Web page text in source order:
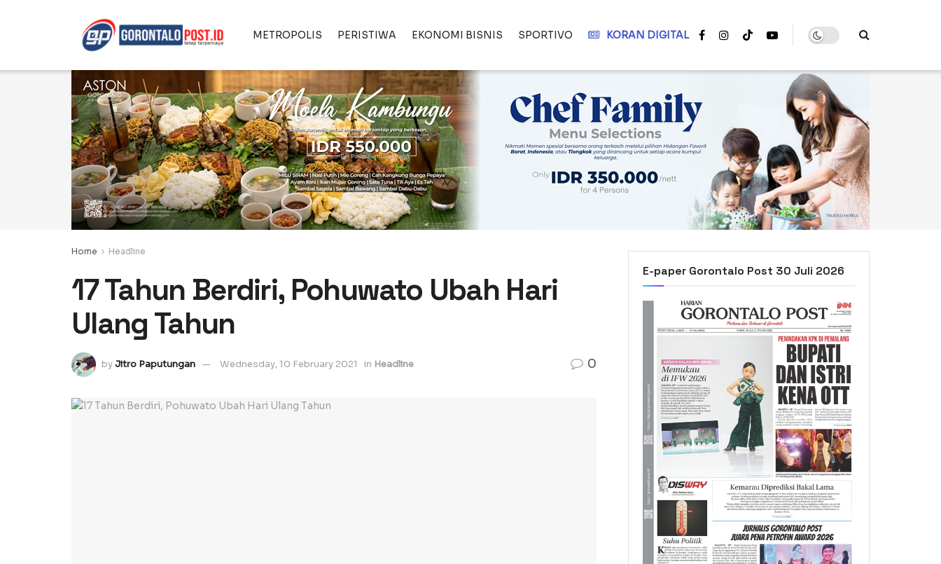
METROPOLIS PERISTIWA EKONOMI BISNIS SPORTIVO KORAN DIGITAL
Home Headline
17 Tahun Berdiri, Pohuwato Ubah Hari
Ulang Tahun
byJitro Paputungan Wednesday, 10 February 2021 in Headline 0
E-paper Gorontalo Post 30 Juli 2026